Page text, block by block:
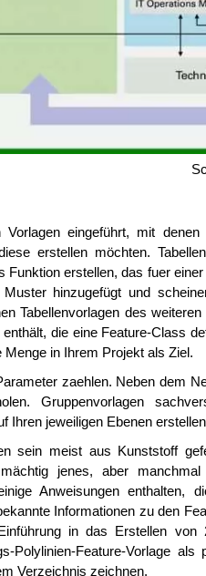
Vorlagen eingeführt, mit
erstellen möchten.
Funktion erstellen, das fuer
hinzugefügt und
Tabellenvorlagen des
die eine Feature-Class
Menge in Ihrem Projekt als Ziel.
zaehlen. Neben dem
Gruppenvorlagen
Ihren jeweiligen Ebenen
sein meist aus Kunststoff
jenes, aber
Anweisungen enthalten,
Informationen zu den
in das Erstellen von
Polylinien-Feature-Vorlage
Verzeichnis zeichnen.